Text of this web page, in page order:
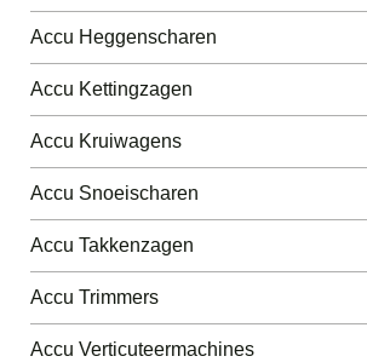
Accu Heggenscharen
Accu Kettingzagen
Accu Kruiwagens
Accu Snoeischaren
Accu Takkenzagen
Accu Trimmers
Accu Verticuteermachines